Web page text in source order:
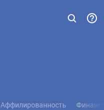
Аффилированность